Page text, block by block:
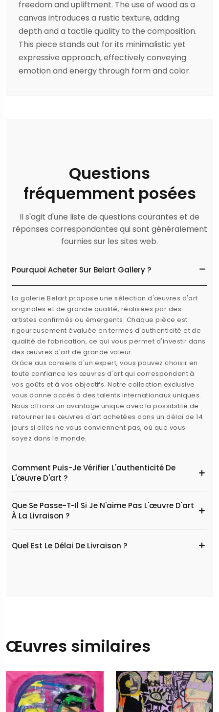
freedom and upliftment. The use of wood as a
canvas introduces a rustic texture, adding
depth and a tactile quality to the composition.
This piece stands out for its minimalistic yet
expressive approach, effectively conveying
emotion and energy through form and color.
Questions
fréquemment posées
Il s'agit d'une liste de questions courantes et de
réponses correspondantes qui sont généralement
fournies sur les sites web.
Pourquoi Acheter Sur Belart Gallery ?
La galerie Belart propose une sélection d'œuvres d'art
originales et de grande qualité, réalisées par des
artistes confirmés ou émergents. Chaque pièce est
rigoureusement évaluée en termes d'authenticité et de
qualité de fabrication, ce qui vous permet d'investir dans
des œuvres d'art de grande valeur.
Grâce aux conseils d'un expert, vous pouvez choisir en
toute confiance les œuvres d'art qui correspondent à
vos goûts et à vos objectifs. Notre collection exclusive
vous donne accès à des talents internationaux uniques.
Nous offrons un avantage unique avec la possibilité de
retourner les œuvres d'art achetées dans un délai de 14
jours si elles ne vous conviennent pas, où que vous
soyez dans le monde.
Comment Puis-Je Vérifier L'authenticité De
L'œuvre D'art ?
Que Se Passe-T-Il Si Je N'aime Pas L'œuvre D'art
À La Livraison ?
Quel Est Le Délai De Livraison ?
Œuvres similaires